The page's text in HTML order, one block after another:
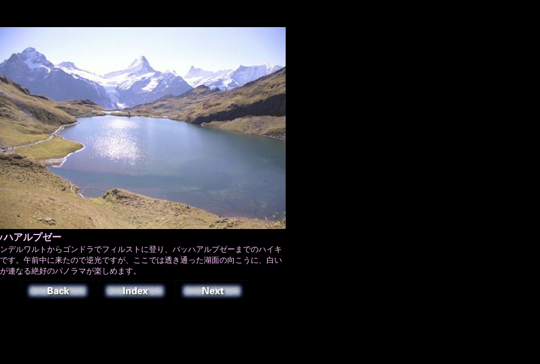
ハアルプゼー
デルワルトからゴンドラでフィルストに登り、バッハアルプゼーまでのハイキ
す。午前中に来たので逆光ですが、ここでは透き通った湖面の向こうに、白い
連なる絶好のパノラマが楽しめます。